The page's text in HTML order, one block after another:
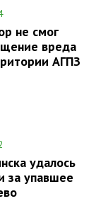
не смог
вреда
АГПЗ
удалось
за упавшее